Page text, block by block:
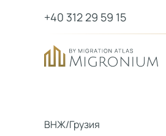
+40 312 29 59 15
ВНЖ/Грузия